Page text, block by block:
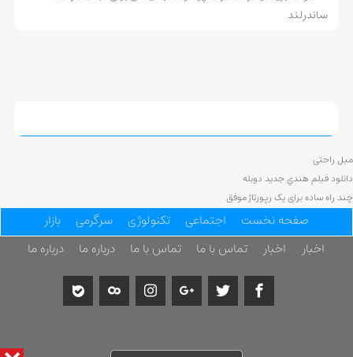
ساندرلند
مبل راحتی
دانلود فيلم هندي جديد دوبله
چند راه ساده برای یک رپورتاژ موفق
صفحه نخست اجتماعی تکنولوژی سرگرمی
بازار
اخبار
اخبار تماس با ما تماس با ما درباره ما درباره ما